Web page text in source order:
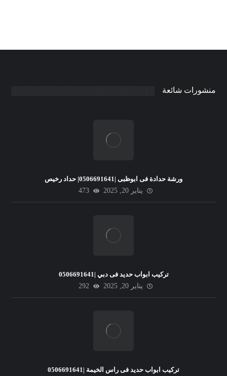
منشورات شائعة
ورشة حدادة فى ابوظبى |0506691641| حداد رخيص
يناير 20, 2025
473
تركيب ابواب حديد فى دبي |0506691641
يناير 20, 2025
292
تركيب ابواب حديد فى راس الخيمة |0506691641